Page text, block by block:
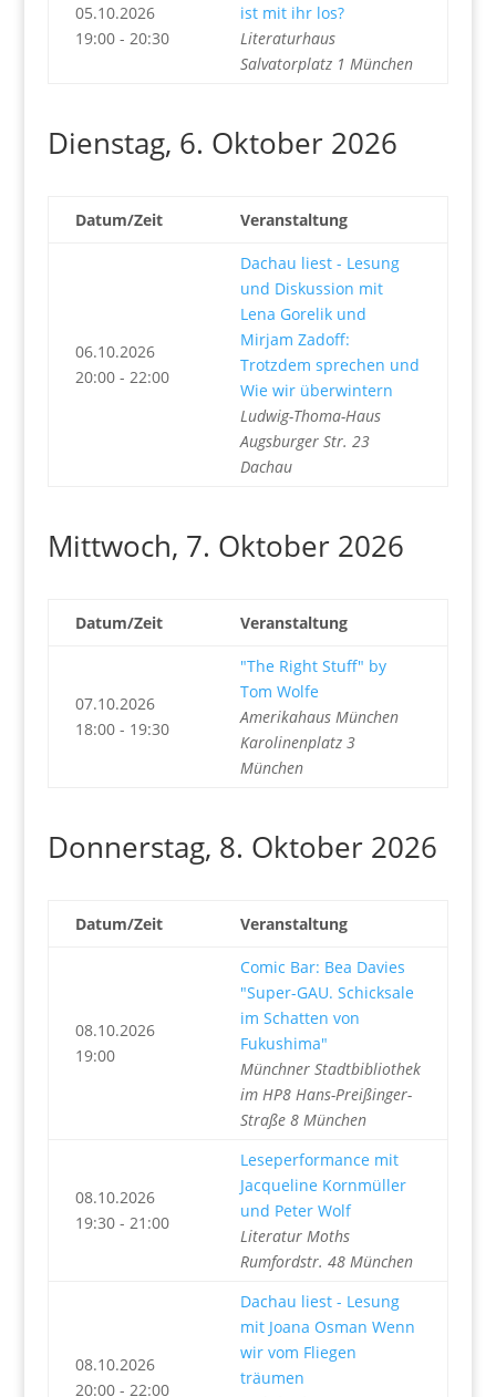
05.10.2026
19:00 - 20:30
ist mit ihr los?
Literaturhaus
Salvatorplatz 1 München
Dienstag, 6. Oktober 2026
Datum/Zeit Veranstaltung
06.10.2026
20:00 - 22:00
Dachau liest - Lesung
und Diskussion mit
Lena Gorelik und
Mirjam Zadoff:
Trotzdem sprechen und
Wie wir überwintern
Ludwig-Thoma-Haus
Augsburger Str. 23
Dachau
Mittwoch, 7. Oktober 2026
Datum/Zeit Veranstaltung
07.10.2026
18:00 - 19:30
"The Right Stuff" by
Tom Wolfe
Amerikahaus München
Karolinenplatz 3
München
Donnerstag, 8. Oktober 2026
Datum/Zeit Veranstaltung
08.10.2026
19:00
Comic Bar: Bea Davies
"Super-GAU. Schicksale
im Schatten von
Fukushima"
Münchner Stadtbibliothek
im HP8 Hans-Preißinger-
Straße 8 München
08.10.2026
19:30 - 21:00
Leseperformance mit
Jacqueline Kornmüller
und Peter Wolf
Literatur Moths
Rumfordstr. 48 München
08.10.2026
20:00 - 22:00
Dachau liest - Lesung
mit Joana Osman Wenn
wir vom Fliegen
träumen